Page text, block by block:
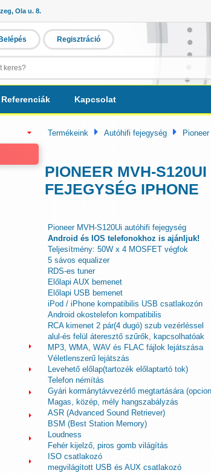
Ola u. 8.
Belépés Regisztráció
Referenciák Kapcsolat
Termékeink Autóhifi fejegység Pioneer
PIONEER MVH-
FEJEGYSÉG IPHONE
Pioneer MVH-S120Ui autóhifi fejegység
Android és IOS telefonokhoz is ajánljuk!
Teljesítmény: 50W x 4 MOSFET végfok
5 sávos equalizer
RDS-es tuner
Előlapi AUX bemenet
Előlapi USB bemenet
iPod / iPhone kompatibilis USB csatlakozón
Android okostelefon kompatibilis
RCA kimenet 2 pár(4 dugó) szub vezérléssel
alul-és felül áteresztő szűrők, kapcsolhatóak
MP3, WMA, WAV és FLAC fájlok lejátszása
Véletlenszerű lejátszás
Levehető előlap(tartozék előlaptartó tok)
Telefon némítás
Gyári kormánytávvezérlő megtartására
Magas, közép, mély hangszabályzás
ASR (Advanced Sound Retriever)
BSM (Best Station Memory)
Loudness
Fehér kijelző, piros gomb világítás
ISO csatlakozó
megvilágított USB és AUX csatlakozó